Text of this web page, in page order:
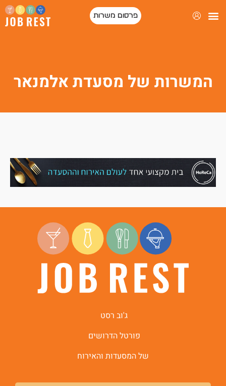
פרסום משרות
המשרות של מסעדת אלמנאר
ג'וב רסט
פורטל הדרושים
של המסעדות והאירוח
היי, אני סיגי
הצ'אטבוט החכמה
של